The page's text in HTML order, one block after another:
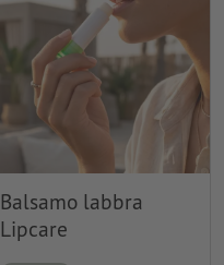
Balsamo labbra
Lipcare